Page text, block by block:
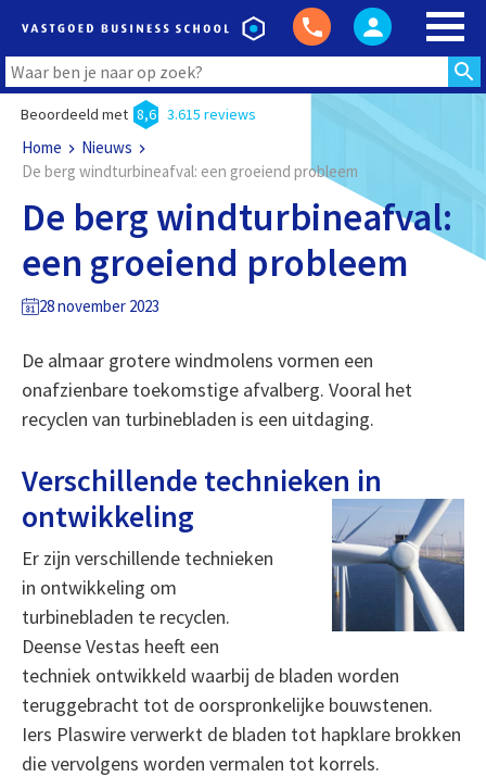
Beoordeeld met 8,6 3.615 reviews
Home
Nieuws
De berg windturbineafval: een groeiend probleem
De berg windturbineafval:
een groeiend probleem
28 november 2023
De almaar grotere windmolens vormen een
onafzienbare toekomstige afvalberg. Vooral het
recyclen van turbinebladen is een uitdaging.
Verschillende technieken in
ontwikkeling
Er zijn verschillende technieken
in ontwikkeling om
turbinebladen te recyclen.
Deense Vestas heeft een
techniek ontwikkeld waarbij de bladen worden
teruggebracht tot de oorspronkelijke bouwstenen.
Iers Plaswire verwerkt de bladen tot hapklare brokken
die vervolgens worden vermalen tot korrels.